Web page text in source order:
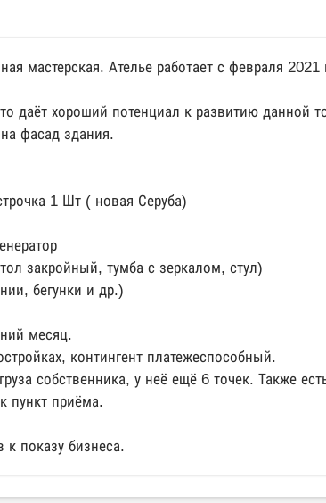
мастерская. Ателье работает с февраля 2021
даёт хороший потенциал к развитию данной
фасад здания.
1 Шт ( новая Серуба)
закройный, тумба с зеркалом, стул)
бегунки и др.)
месяц.
контингент платежеспособный.
собственника, у неё ещё 6 точек. Также
пункт приёма.
к показу бизнеса.